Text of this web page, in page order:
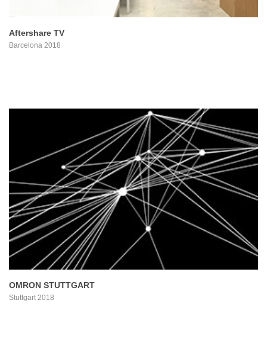
Aftershare TV
Barcelona 2018
PROYECTO
OMRON STUTTGART
Stuttgart 2018